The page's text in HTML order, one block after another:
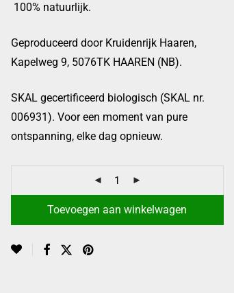
100% natuurlijk.
Geproduceerd door Kruidenrijk Haaren,
Kapelweg 9, 5076TK HAAREN (NB).
SKAL gecertificeerd biologisch (SKAL nr.
006931). Voor een moment van pure
ontspanning, elke dag opnieuw.
Toevoegen aan winkelwagen